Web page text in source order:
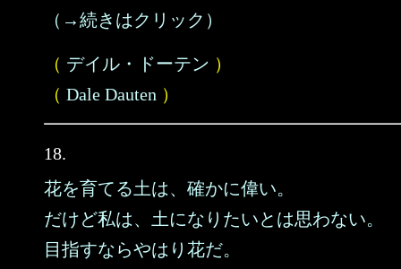
（→続きはクリック）
（ デイル・ドーテン ）
（ Dale Dauten ）
18.
花を育てる土は、確かに偉い。
だけど私は、土になりたいとは思わない。
目指すならやはり花だ。